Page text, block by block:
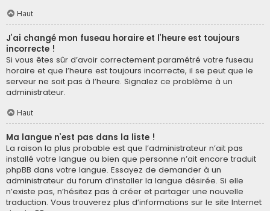
Haut
J’ai changé mon fuseau horaire et l’heure est toujours
incorrecte !
Si vous êtes sûr d’avoir correctement paramétré votre fuseau
horaire et que l’heure est toujours incorrecte, il se peut que le
serveur ne soit pas à l’heure. Signalez ce problème à un
administrateur.
Haut
Ma langue n’est pas dans la liste !
La raison la plus probable est que l’administrateur n’ait pas
installé votre langue ou bien que personne n’ait encore traduit
phpBB dans votre langue. Essayez de demander à un
administrateur du forum d’installer la langue désirée. Si elle
n’existe pas, n’hésitez pas à créer et partager une nouvelle
traduction. Vous trouverez plus d’informations sur le site Internet